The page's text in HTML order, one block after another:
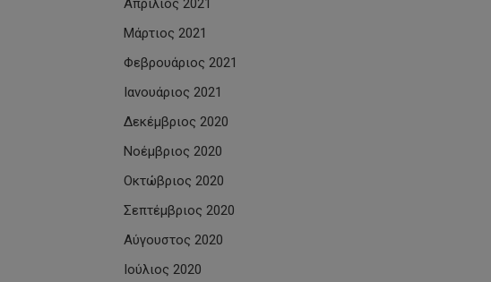
Απρίλιος 2021
Μάρτιος 2021
Φεβρουάριος 2021
Ιανουάριος 2021
Δεκέμβριος 2020
Νοέμβριος 2020
Οκτώβριος 2020
Σεπτέμβριος 2020
Αύγουστος 2020
Ιούλιος 2020